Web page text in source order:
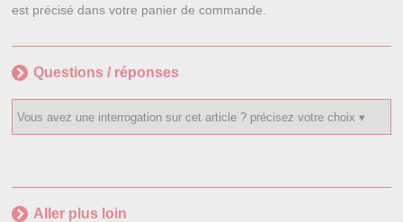
est précisé dans votre panier de commande.
Questions / réponses
Aller plus loin